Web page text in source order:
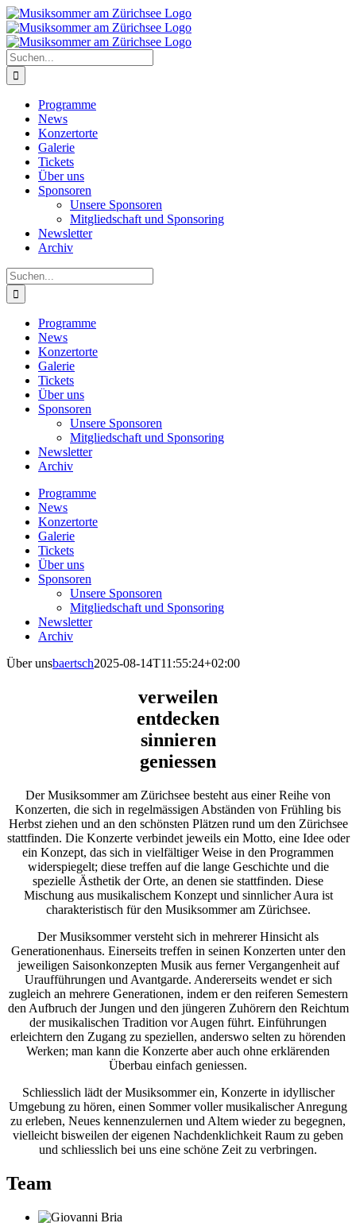
Zum
Inhalt
springen
Suche
nach:
Programme
News
Konzertorte
Galerie
Tickets
Über uns
Sponsoren
Unsere Sponsoren
Mitgliedschaft und Sponsoring
Newsletter
Archiv
Suche
nach:
Programme
News
Konzertorte
Galerie
Tickets
Über uns
Sponsoren
Unsere Sponsoren
Mitgliedschaft und Sponsoring
Newsletter
Archiv
Programme
News
Konzertorte
Galerie
Tickets
Über uns
Sponsoren
Unsere Sponsoren
Mitgliedschaft und Sponsoring
Newsletter
Archiv
Über unsbaertsch2025-08-14T11:55:24+02:00
verweilen
entdecken
sinnieren
geniessen
Der Musiksommer am Zürichsee besteht aus einer Reihe von
Konzerten, die sich in regelmässigen Abständen von Frühling bis
Herbst ziehen und an den schönsten Plätzen rund um den Zürichsee
stattfinden. Die Konzerte verbindet jeweils ein Motto, eine Idee oder
ein Konzept, das sich in vielfältiger Weise in den Programmen
widerspiegelt; diese treffen auf die lange Geschichte und die
spezielle Ästhetik der Orte, an denen sie stattfinden. Diese
Mischung aus musikalischem Konzept und sinnlicher Aura ist
charakteristisch für den Musiksommer am Zürichsee.
Der Musiksommer versteht sich in mehrerer Hinsicht als
Generationenhaus. Einerseits treffen in seinen Konzerten unter den
jeweiligen Saisonkonzepten Musik aus ferner Vergangenheit auf
Uraufführungen und Avantgarde. Andererseits wendet er sich
zugleich an mehrere Generationen, indem er den reiferen Semestern
den Aufbruch der Jungen und den jüngeren Zuhörern den Reichtum
der musikalischen Tradition vor Augen führt. Einführungen
erleichtern den Zugang zu speziellen, anderswo selten zu hörenden
Werken; man kann die Konzerte aber auch ohne erklärenden
Überbau einfach geniessen.
Schliesslich lädt der Musiksommer ein, Konzerte in idyllischer
Umgebung zu hören, einen Sommer voller musikalischer Anregung
zu erleben, Neues kennenzulernen und Altem wieder zu begegnen,
vielleicht bisweilen der eigenen Nachdenklichkeit Raum zu geben
und schliesslich bei uns eine schöne Zeit zu verbringen.
Team